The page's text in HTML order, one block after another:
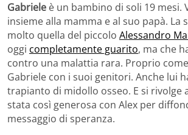
Gabriele è un bambino di soli 19 mesi.
insieme alla mamma e al suo papà. La
molto quella del piccolo Alessandro
oggi completamente guarito, ma che
contro una malattia rara. Proprio
Gabriele con i suoi genitori. Anche lui
trapianto di midollo osseo. E si rivolge
stata così generosa con Alex per
messaggio di speranza.